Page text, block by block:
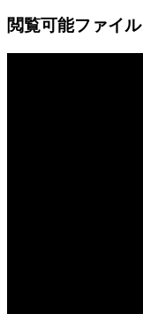
閲覧可能ファイル